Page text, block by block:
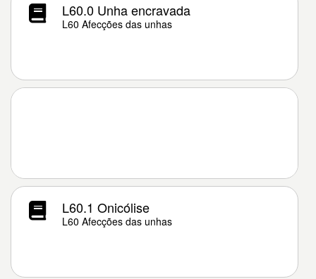
L60.0 Unha encravada
L60 Afecções das unhas
L60.1 Onicólise
L60 Afecções das unhas